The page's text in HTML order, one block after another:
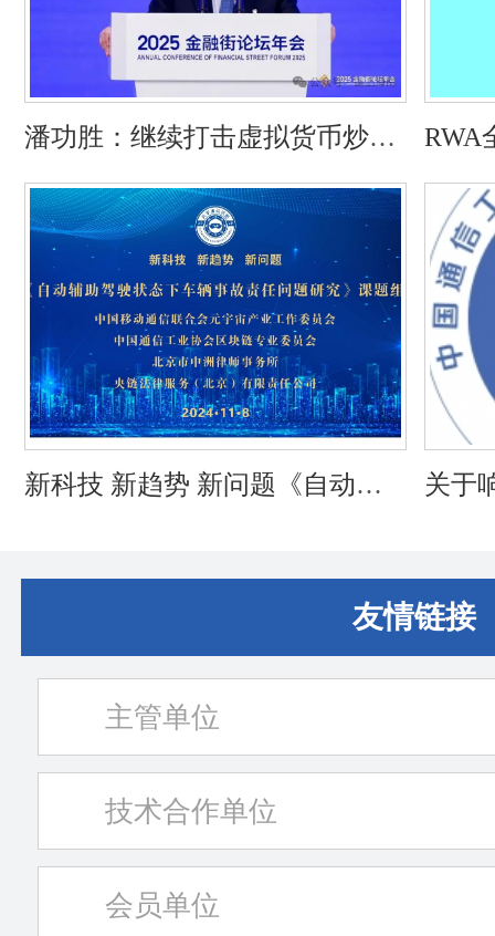
潘功胜：继续打击虚拟货币炒作
新科技 新趋势 新问题《自动辅
关于
友情链接
主管单位
技术合作单位
会员单位